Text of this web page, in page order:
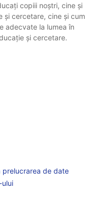
copiii noștri, cine și
și cercetare, cine și cum
adecvate la lumea în
și cercetare.
prelucrarea de date
ului